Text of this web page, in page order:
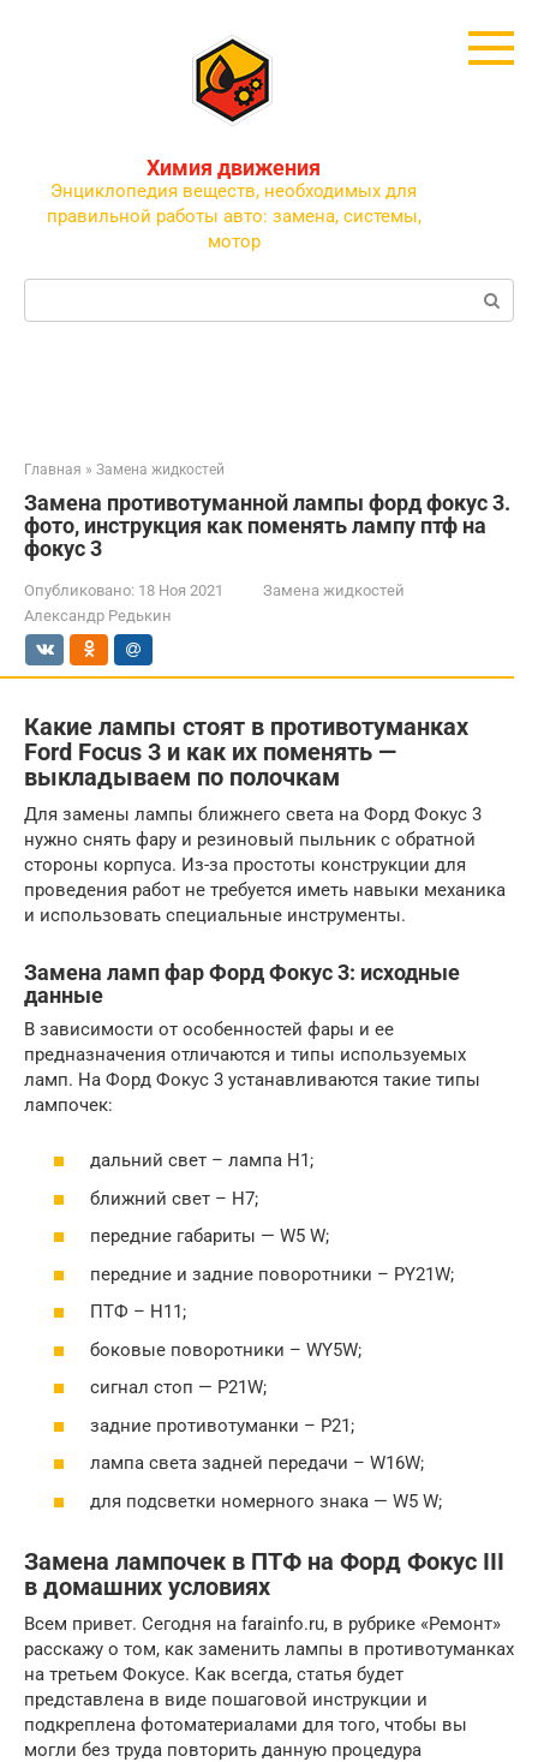
Химия движения
Энциклопедия веществ, необходимых для
правильной работы авто: замена, системы,
мотор
Поиск:
Главная » Замена жидкостей
Замена противотуманной лампы форд фокус 3.
фото, инструкция как поменять лампу птф на
фокус 3
Опубликовано: 18 Ноя 2021
Замена жидкостей
Александр Редькин
Какие лампы стоят в противотуманках
Ford Focus 3 и как их поменять —
выкладываем по полочкам
Для замены лампы ближнего света на Форд Фокус 3
нужно снять фару и резиновый пыльник с обратной
стороны корпуса. Из-за простоты конструкции для
проведения работ не требуется иметь навыки механика
и использовать специальные инструменты.
Замена ламп фар Форд Фокус 3: исходные
данные
В зависимости от особенностей фары и ее
предназначения отличаются и типы используемых
ламп. На Форд Фокус 3 устанавливаются такие типы
лампочек:
дальний свет – лампа H1;
ближний свет – H7;
передние габариты — W5 W;
передние и задние поворотники – PY21W;
ПТФ – H11;
боковые поворотники – WY5W;
сигнал стоп — P21W;
задние противотуманки – P21;
лампа света задней передачи – W16W;
для подсветки номерного знака — W5 W;
Замена лампочек в ПТФ на Форд Фокус III
в домашних условиях
Всем привет. Сегодня на farainfo.ru, в рубрике «Ремонт»
расскажу о том, как заменить лампы в противотуманках
на третьем Фокусе. Как всегда, статья будет
представлена в виде пошаговой инструкции и
подкреплена фотоматериалами для того, чтобы вы
могли без труда повторить данную процедура